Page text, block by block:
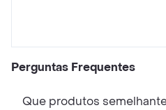
Perguntas Frequentes
Que produtos